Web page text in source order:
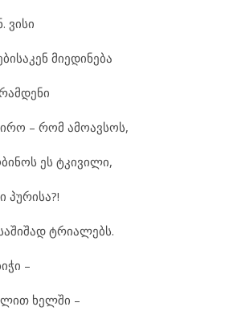
ვისი
ბისაკენ მიედინება
დენი
რო – რომ ამოავსოს,
ბინოს ეს ტკივილი,
პურისა?!
შიშად ტრიალებს.
ჭი –
ლით ხელში –